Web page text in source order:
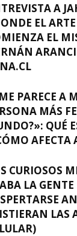
A
EL
EL
PARECE A
MÁS
QUÉ
AFECTA
CURIOSOS
LA
LAS